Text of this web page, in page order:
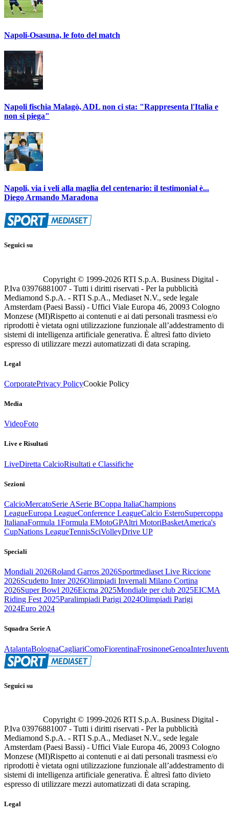
Napoli-Osasuna, le foto del match
Napoli fischia Malagò, ADL non ci sta: "Rappresenta l'Italia e
non si piega"
Napoli, via i veli alla maglia del centenario: il testimonial è...
Diego Armando Maradona
Seguici su
Copyright © 1999-2026 RTI S.p.A. Business Digital -
P.Iva 03976881007 - Tutti i diritti riservati - Per la pubblicità
Mediamond S.p.A. - RTI S.p.A., Mediaset N.V., sede legale
Amsterdam (Paesi Bassi) - Uffici Viale Europa 46, 20093 Cologno
Monzese (MI)Rispetto ai contenuti e ai dati personali trasmessi e/o
riprodotti è vietata ogni utilizzazione funzionale all’addestramento di
sistemi di intelligenza artificiale generativa. È altresì fatto divieto
espresso di utilizzare mezzi automatizzati di data scraping.
Legal
CorporatePrivacy PolicyCookie Policy
Media
VideoFoto
Live e Risultati
LiveDiretta CalcioRisultati e Classifiche
Sezioni
CalcioMercatoSerie ASerie BCoppa ItaliaChampions
LeagueEuropa LeagueConference LeagueCalcio EsteroSupercoppa
ItalianaFormula 1Formula EMotoGPAltri MotoriBasketAmerica's
CupNations LeagueTennisSciVolleyDrive UP
Speciali
Mondiali 2026Roland Garros 2026Sportmediaset Live Riccione
2026Scudetto Inter 2026Olimpiadi Invernali Milano Cortina
2026Super Bowl 2026Eicma 2025Mondiale per club 2025EICMA
Riding Fest 2025Paralimpiadi Parigi 2024Olimpiadi Parigi
2024Euro 2024
Squadra Serie A
AtalantaBolognaCagliariComoFiorentinaFrosinoneGenoaInter
Seguici su
Copyright © 1999-2026 RTI S.p.A. Business Digital -
P.Iva 03976881007 - Tutti i diritti riservati - Per la pubblicità
Mediamond S.p.A. - RTI S.p.A., Mediaset N.V., sede legale
Amsterdam (Paesi Bassi) - Uffici Viale Europa 46, 20093 Cologno
Monzese (MI)Rispetto ai contenuti e ai dati personali trasmessi e/o
riprodotti è vietata ogni utilizzazione funzionale all’addestramento di
sistemi di intelligenza artificiale generativa. È altresì fatto divieto
espresso di utilizzare mezzi automatizzati di data scraping.
Legal